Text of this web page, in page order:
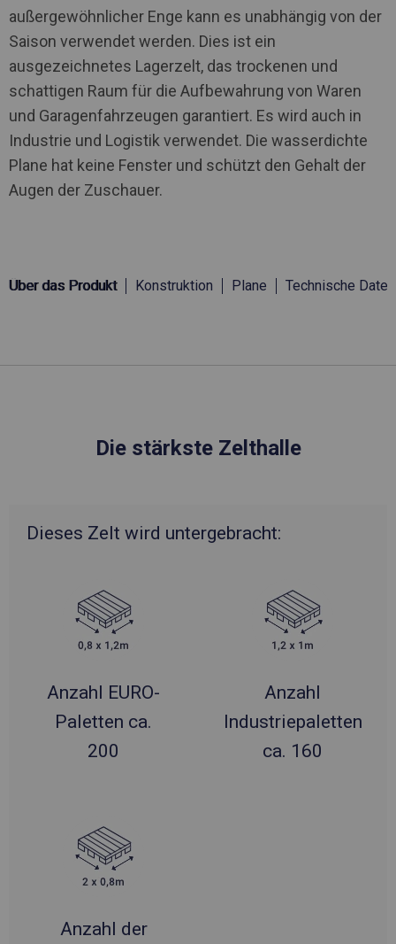
außergewöhnlicher Enge kann es unabhängig von der
Saison verwendet werden. Dies ist ein
ausgezeichnetes Lagerzelt, das trockenen und
schattigen Raum für die Aufbewahrung von Waren
und Garagenfahrzeugen garantiert. Es wird auch in
Industrie und Logistik verwendet. Die wasserdichte
Plane hat keine Fenster und schützt den Gehalt der
Augen der Zuschauer.
Über das Produkt Konstruktion Plane Technische Daten
Die stärkste Zelthalle
Dieses Zelt wird untergebracht:
Anzahl EURO-
Paletten ca.
200
Anzahl
Industriepaletten
ca. 160
Anzahl der